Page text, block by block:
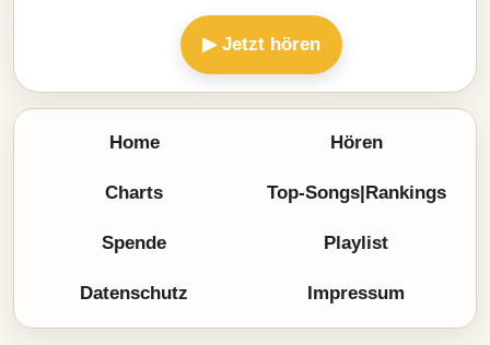
▶ Jetzt hören
Home Hören
Charts Top-Songs|Rankings
Spende Playlist
Datenschutz Impressum